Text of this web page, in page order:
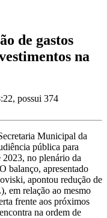
de gastos
na
possui 374
Municipal da
pública para
2023, no plenário da
balanço, apresentado
apontou redução de
em relação ao mesmo
frente aos próximos
na ordem de